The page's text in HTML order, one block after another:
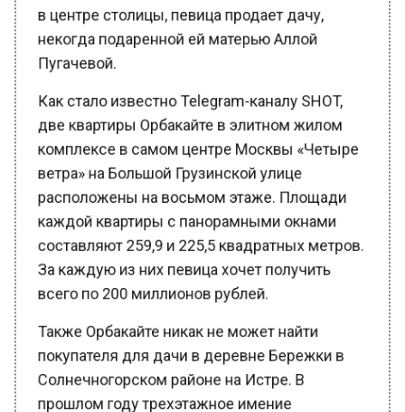
некогда подаренной ей матерью Аллой
Пугачевой.
две квартиры Орбакайте в элитном жилом
комплексе в самом центре Москвы «Четыре
ветра» на Большой Грузинской улице
расположены на восьмом этаже. Площади
каждой квартиры с панорамными окнами
составляют 259,9 и 225,5 квадратных метров.
За каждую из них певица хочет получить
всего по 200 миллионов рублей.
Также Орбакайте никак не может найти
покупателя для дачи в деревне Бережки в
Солнечногорском районе на Истре. В
прошлом году трехэтажное имение